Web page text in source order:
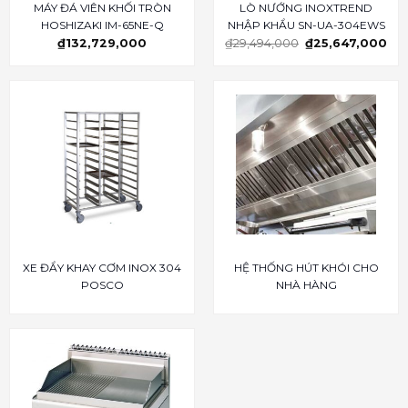
MÁY ĐÁ VIÊN KHỐI TRÒN
HOSHIZAKI IM-65NE-Q
₫132,729,000
LÒ NƯỚNG INOXTREND
NHẬP KHẨU SN-UA-304EWS
₫29,494,000 ₫25,647,000
XE ĐẨY KHAY CƠM INOX 304
POSCO
HỆ THỐNG HÚT KHÓI CHO
NHÀ HÀNG